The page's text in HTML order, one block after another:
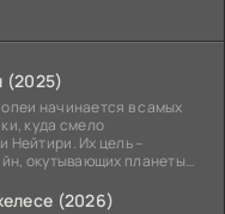
(2025)
начинается в самых
куда смело
Нейтири. Их цель –
окутывающих планеты
(2026)